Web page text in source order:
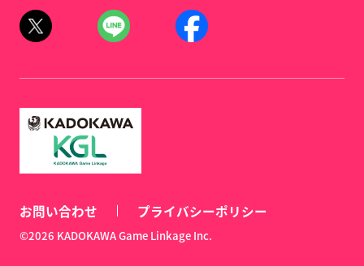
お問い合わせ プライバシーポリシー
©2026 KADOKAWA Game Linkage Inc.